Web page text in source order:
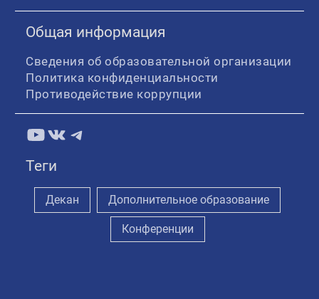
Общая информация
Сведения об образовательной организации
Политика конфиденциальности
Противодействие коррупции
YouTube
ВКонтакте
Telegram
Теги
Декан Дополнительное образование
Конференции